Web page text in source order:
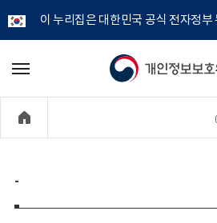
이 누리집은 대한민국 공식 전자정부
개
정
보
메
기
-